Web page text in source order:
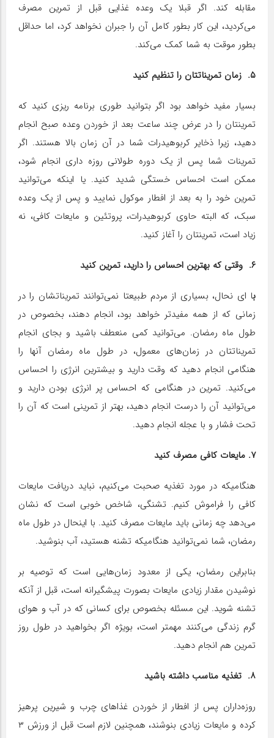
مقابله کند. اگر قبلا یک وعده غذایی قبل از تمرین مصرف
می‌کردید، این کار بطور کامل آن را جبران نخواهد کرد، اما حداقل
بطور موقت به شما کمک می‌کند.
۵. زمان تمریناتتان را تنظیم کنید
بسیار مفید خواهد بود اگر بتوانید طوری برنامه ریزی کنید که
تمرینتان را در عرض چند ساعت بعد از خوردن وعده صبح انجام
دهید، زیرا ذخایر کربوهیدرات شما در آن زمان بالا هستند. اگر
تمرینات شما پس از یک دوره طولانی روزه داری انجام شود،
ممکن است احساس خستگی شدید کنید. یا اینکه می‌توانید
تمرین خود را به بعد از افطار موکول نمایید و پس از یک وعده‌
سبک، که البته حاوی کربوهیدرات، پروتئین و مایعات کافی، نه
زیاد است، تمرینتان را آغاز کنید.
۶. وقتی که بهترین احساس را دارید، تمرین کنید
با ای نحال، بسیاری از مردم طبیعتا نمی‌توانند تمریناتشان را در
زمانی که از همه مفیدتر خواهد بود، انجام دهند، بخصوص در
طول ماه رمضان. می‌توانید کمی منعطف باشید و بجای انجام
تمریناتتان در زمان‌های معمول، در طول ماه رمضان آنها را
هنگامی انجام دهید که وقت دارید و بیشترین انرژی را احساس
می‌کنید. تمرین در هنگامی که احساس پر انرژی بودن دارید و
می‌توانید آن را درست انجام دهید، بهتر از تمرینی است که آن را
تحت فشار و با عجله انجام دهید.
۷. مایعات کافی مصرف کنید
هنگامیکه در مورد تغذیه صحبت می‌کنیم، نباید دریافت مایعات
کافی را فراموش کنیم. تشنگی، شاخص خوبی است که نشان
می‌دهد چه زمانی باید مایعات مصرف کنید. با اینحال در طول ماه
رمضان، شما نمی‌توانید هنگامیکه تشنه هستید، آب بنوشید.
بنابراین رمضان، یکی از معدود زمان‌هایی است که توصیه بر
نوشیدن مقدار زیادی مایعات بصورت پیشگیرانه است، قبل از آنکه
تشنه شوید. این مسئله بخصوص برای کسانی که در آب و هوای
گرم زندگی می‌کنند مهمتر است، بویژه اگر بخواهید در طول روز
تمرین هم انجام دهید.
۸. تغذیه مناسب داشته باشید
روزه‌داران پس از افطار از خوردن غذاهای چرب و شیرین پرهیز
کرده و مایعات زیادی بنوشند، همچنین لازم است قبل از ورزش ۳